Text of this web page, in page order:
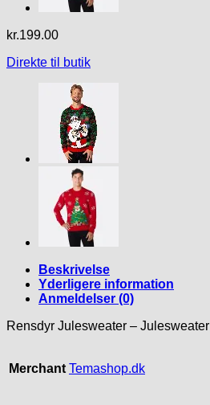
kr.199.00
Direkte til butik
Beskrivelse
Yderligere information
Anmeldelser (0)
Rensdyr Julesweater – Julesweater
Merchant Temashop.dk